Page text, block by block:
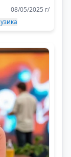
08/05/2025 г/